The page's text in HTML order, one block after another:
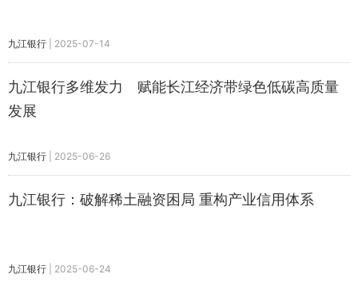
九江银行 2025-07-14
九江银行多维发力 赋能长江经济带绿色低碳高质量
发展
九江银行 2025-06-26
九江银行：破解稀土融资困局 重构产业信用体系
九江银行 2025-06-24